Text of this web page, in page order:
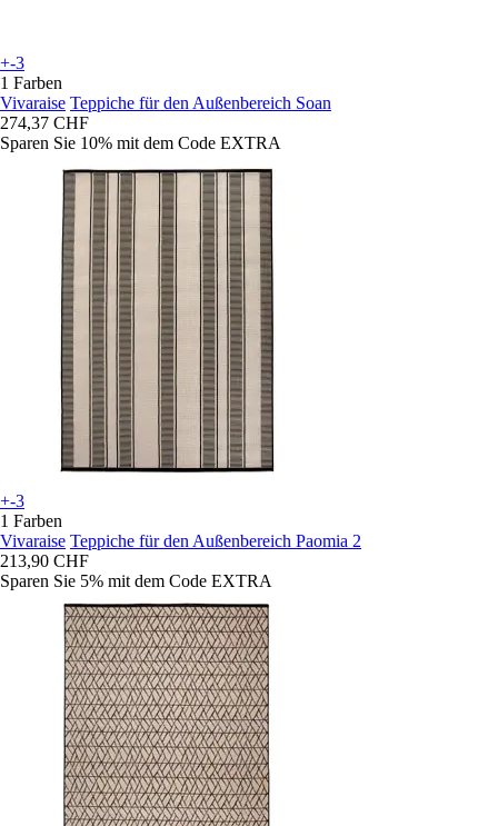
+-3
1 Farben
Vivaraise Teppiche für den Außenbereich Soan
274,37 CHF
Sparen Sie 10% mit dem Code EXTRA
+-3
1 Farben
Vivaraise Teppiche für den Außenbereich Paomia 2
213,90 CHF
Sparen Sie 5% mit dem Code EXTRA